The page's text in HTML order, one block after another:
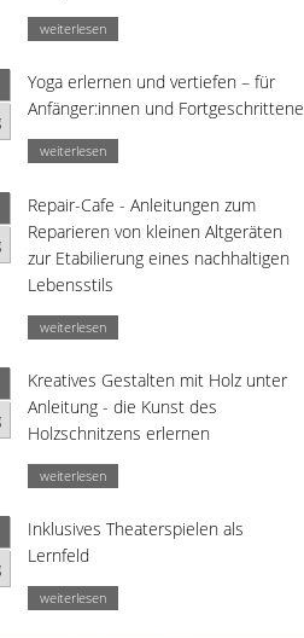
weiterlesen
Yoga erlernen und vertiefen – für
Anfänger:innen und Fortgeschrittene
weiterlesen
Repair-Cafe - Anleitungen zum
Reparieren von kleinen Altgeräten
zur Etabilierung eines nachhaltigen
Lebensstils
weiterlesen
Kreatives Gestalten mit Holz unter
Anleitung - die Kunst des
Holzschnitzens erlernen
weiterlesen
Inklusives Theaterspielen als
Lernfeld
weiterlesen